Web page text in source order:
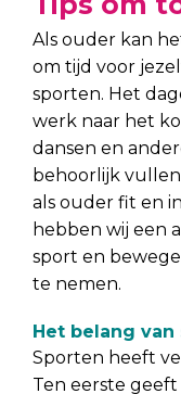
Als ouder kan
om tijd voor
sporten. Het
werk naar het
dansen en
behoorlijk
als ouder fit en
hebben wij een
sport en
te nemen.
Het belang
Sporten heeft
Ten eerste